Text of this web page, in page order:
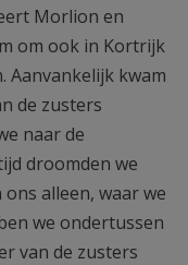
Morlion en
om ook in Kortrijk
Aanvankelijk kwam
de zusters
naar de
droomden we
alleen, waar we
we ondertussen
van de zusters